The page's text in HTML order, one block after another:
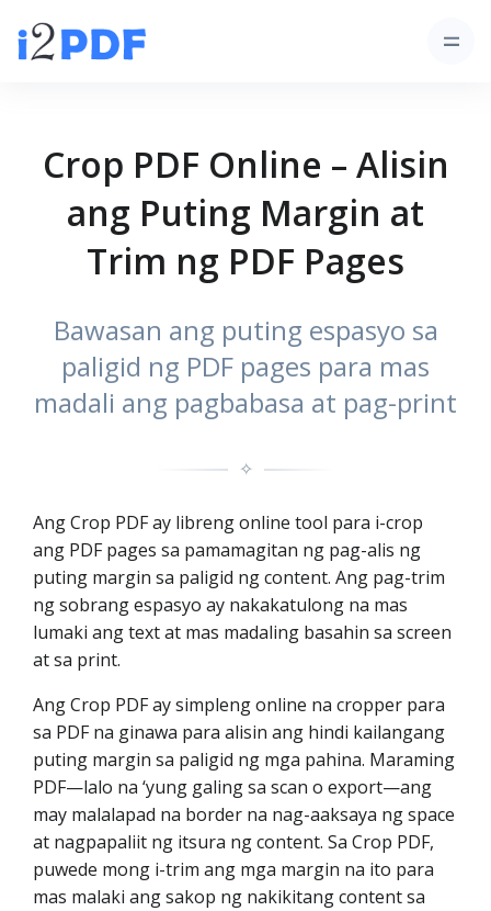
Crop PDF Online – Alisin
ang Puting Margin at
Trim ng PDF Pages
Bawasan ang puting espasyo sa
paligid ng PDF pages para mas
madali ang pagbabasa at pag-print
✧
Ang Crop PDF ay libreng online tool para i-crop
ang PDF pages sa pamamagitan ng pag-alis ng
puting margin sa paligid ng content. Ang pag-trim
ng sobrang espasyo ay nakakatulong na mas
lumaki ang text at mas madaling basahin sa screen
at sa print.
Ang Crop PDF ay simpleng online na cropper para
sa PDF na ginawa para alisin ang hindi kailangang
puting margin sa paligid ng mga pahina. Maraming
PDF—lalo na ‘yung galing sa scan o export—ang
may malalapad na border na nag-aaksaya ng space
at nagpapaliit ng itsura ng content. Sa Crop PDF,
puwede mong i-trim ang mga margin na ito para
mas malaki ang sakop ng nakikitang content sa